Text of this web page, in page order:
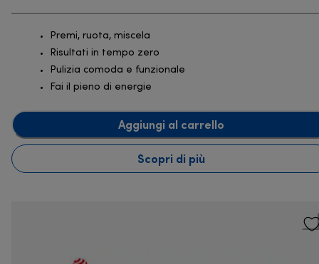
Premi, ruota, miscela
Risultati in tempo zero
Pulizia comoda e funzionale
Fai il pieno di energie
Aggiungi al carrello
Scopri di più